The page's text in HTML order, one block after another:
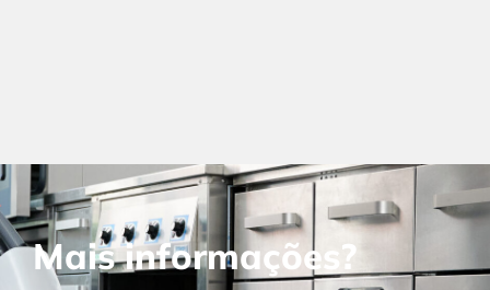
Mais informações?